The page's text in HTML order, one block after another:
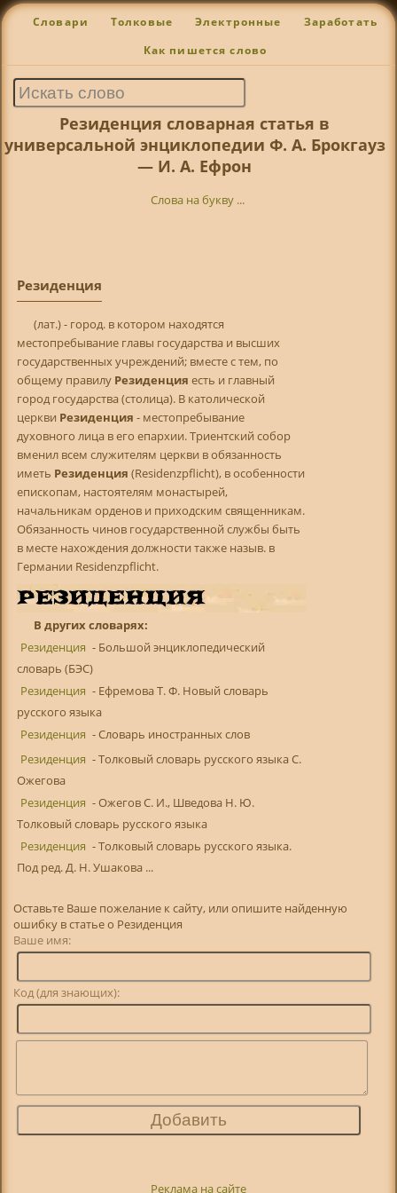
Словари Толковые Электронные Заработать
Как пишется слово
Резиденция словарная статья в
универсальной энциклопедии Ф. А. Брокгауз
— И. А. Ефрон
Слова на букву ...
Резиденция
(лат.) - город. в котором находятся
местопребывание главы государства и высших
государственных учреждений; вместе с тем, по
общему правилу Резиденция есть и главный
город государства (столица). В католической
церкви Резиденция - местопребывание
духовного лица в его епархии. Триентский собор
вменил всем служителям церкви в обязанность
иметь Резиденция (Residenzpflicht), в особенности
епископам, настоятелям монастырей,
начальникам орденов и приходским священникам.
Обязанность чинов государственной службы быть
в месте нахождения должности также назыв. в
Германии Residenzpflicht.
В других словарях:
Резиденция - Большой энциклопедический
словарь (БЭС)
Резиденция - Ефремова Т. Ф. Новый словарь
русского языка
Резиденция - Словарь иностранных слов
Резиденция - Толковый словарь русского языка С.
Ожегова
Резиденция - Ожегов С. И., Шведова Н. Ю.
Толковый словарь русского языка
Резиденция - Толковый словарь русского языка.
Под ред. Д. Н. Ушакова ...
Оставьте Ваше пожелание к сайту, или опишите найденную
ошибку в статье о Резиденция
Ваше имя:
Код (для знающих):
Реклама на сайте